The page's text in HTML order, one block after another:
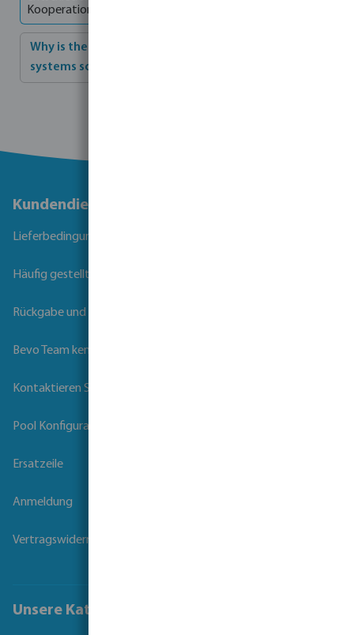
Kooperationspartner für Poolprodukte.
Why is the combination of pools and irrigation
systems so ideal?
Kundendienst
Lieferbedingungen
Häufig gestellte Fragen
Rückgabe und Garantie
Bevo Team kennenlernen
Kontaktieren Sie uns
Pool Konfigurator
Ersatzeile
Anmeldung
Vertragswiderruf
Unsere Kataloge